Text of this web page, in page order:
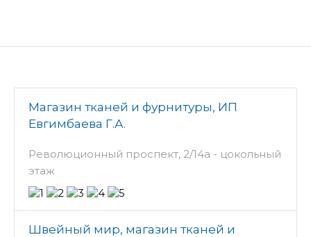
Магазин тканей и фурнитуры, ИП
Евгимбаева Г.А.
Революционный проспект, 2/14а - цокольный
этаж
Швейный мир, магазин тканей и